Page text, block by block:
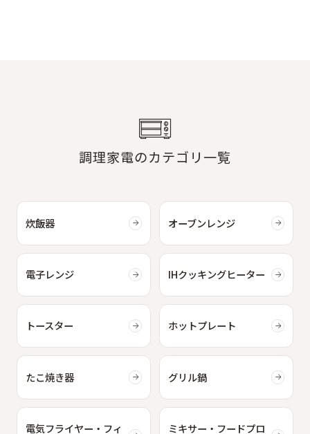
調理家電のカテゴリ一覧
炊飯器 オーブンレンジ
電子レンジ IHクッキングヒーター
トースター ホットプレート
たこ焼き器 グリル鍋
電気フライヤー・フィ
ミキサー・フードプロ